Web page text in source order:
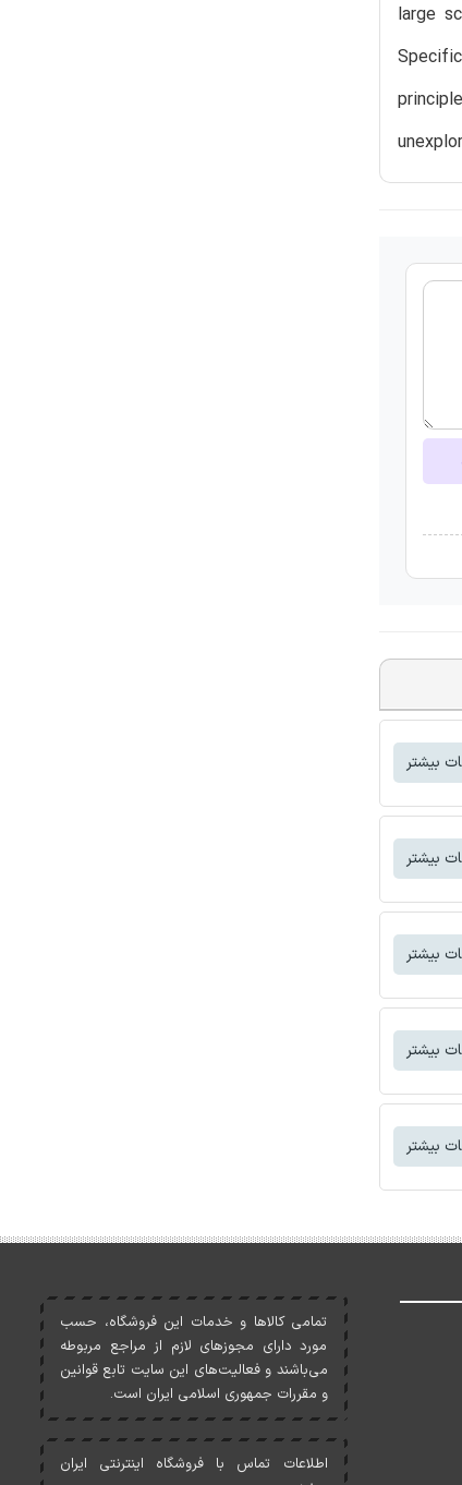
large
بیشتر
بیشتر
بیشتر
بیشتر
بیشتر
تمامی کالاها و خدمات اين فروشگاه، حسب
مورد دارای مجوزهای لازم از مراجع مربوطه
می‌باشند و فعاليت‌های اين سايت تابع قوانين
و مقررات جمهوری اسلامی ايران است.
اطلاعات تماس با فروشگاه اینترنتی ایران